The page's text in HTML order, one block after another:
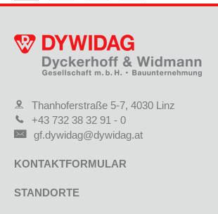
Thanhoferstraße 5-7, 4030 Linz
+43 732 38 32 91 - 0
gf.dywidag@dywidag.at
KONTAKTFORMULAR
STANDORTE